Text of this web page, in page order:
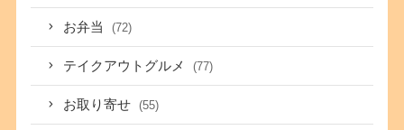
お弁当 (72)
テイクアウトグルメ (77)
お取り寄せ (55)